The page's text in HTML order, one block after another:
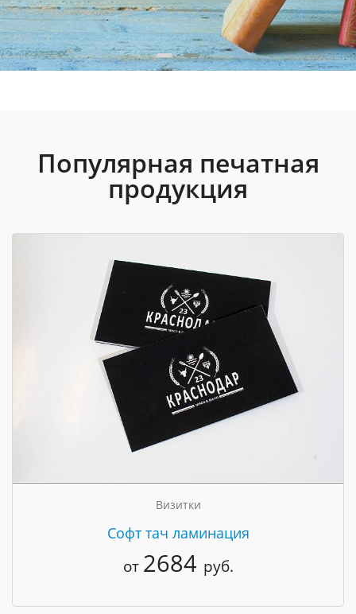
Популярная печатная
продукция
Визитки
Cофт тач ламинация
от 2684 руб.